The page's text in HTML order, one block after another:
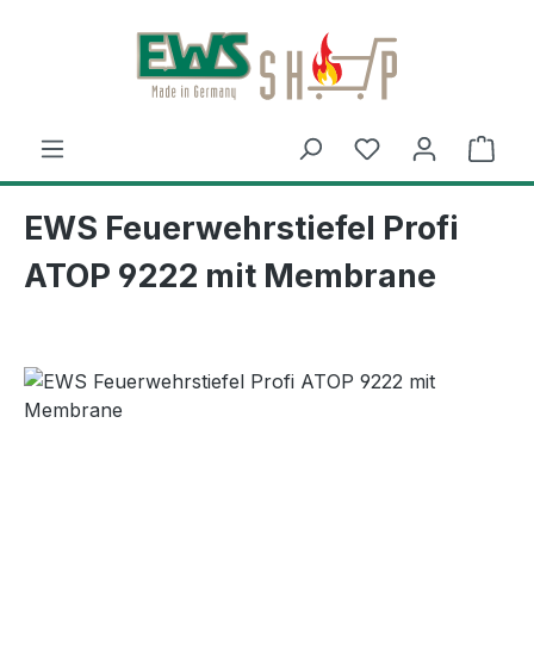
Zum Hauptinhalt springen
EWS Feuerwehrstiefel Profi
ATOP 9222 mit Membrane